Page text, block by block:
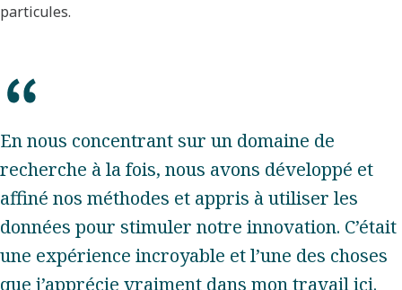
particules.
En nous concentrant sur un domaine de
recherche à la fois, nous avons développé et
affiné nos méthodes et appris à utiliser les
données pour stimuler notre innovation. C’était
une expérience incroyable et l’une des choses
que j’apprécie vraiment dans mon travail ici.